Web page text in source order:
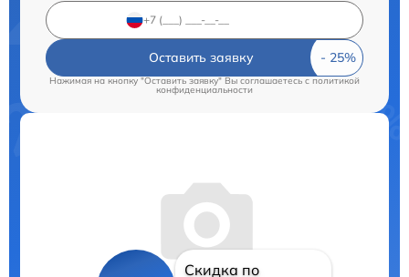
Оставить заявку
Нажимая на кнопку "Оставить заявку" Вы соглашаетесь cполитикой
конфиденциальности
Скидка по